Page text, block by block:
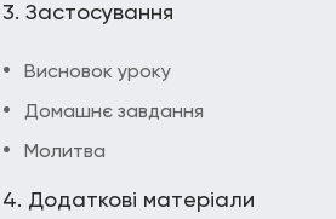
Застосування
Висновок уроку
Домашнє завдання
Молитва
Додаткові матеріали